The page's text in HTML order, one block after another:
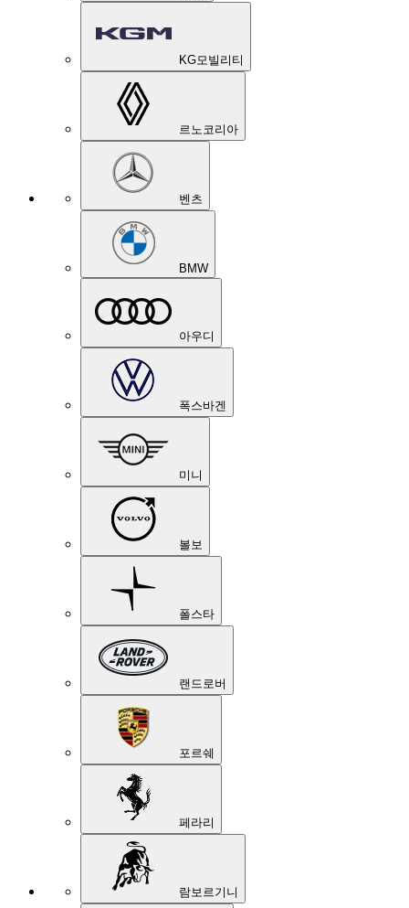
KG모빌리티
르노코리아
벤츠
BMW
아우디
폭스바겐
미니
볼보
폴스타
랜드로버
포르쉐
페라리
람보르기니